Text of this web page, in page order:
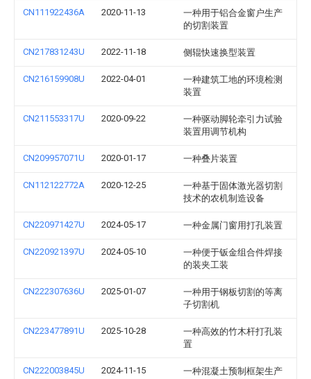
CN111922436A 2020-11-13
一种用于铝合金窗户生产
的切割装置
CN217831243U 2022-11-18 侧辊快速换型装置
CN216159908U 2022-04-01
一种建筑工地的环境检测
装置
CN211553317U 2020-09-22
一种驱动脚轮牵引力试验
装置用调节机构
CN209957071U 2020-01-17 一种叠片装置
CN112122772A 2020-12-25
一种基于固体激光器切割
技术的农机制造设备
CN220971427U 2024-05-17 一种金属门窗用打孔装置
CN220921397U 2024-05-10
一种便于钣金组合件焊接
的装夹工装
CN222307636U 2025-01-07
一种用于钢板切割的等离
子切割机
CN223477891U 2025-10-28
一种高效的竹木杆打孔装
置
CN222003845U 2024-11-15
一种混凝土预制框架生产